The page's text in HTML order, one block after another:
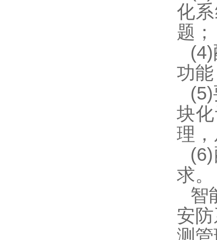
化
题；
功
块
理
求。
智
安